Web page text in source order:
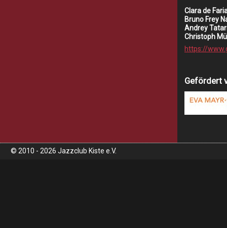
Clara de
Bruno Frey
Andrey
Christoph
https://
Gefördert
© 2010 - 2026 Jazzclub Kiste e.V.